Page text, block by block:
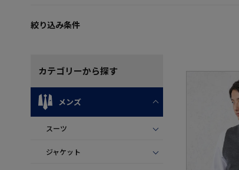
絞り込み条件
カテゴリーから探す
メンズ
スーツ
ジャケット